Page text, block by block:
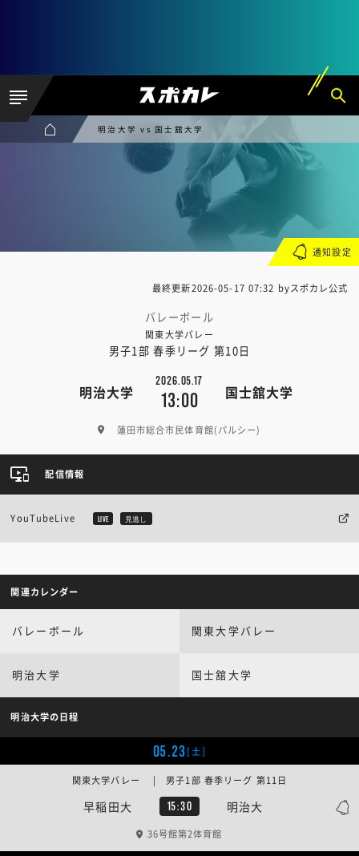
明治大学 vs 国士舘大学
最終更新2026-05-17 07:32 byスポカレ公式
バレーボール
関東大学バレー
男子1部 春季リーグ 第10日
明治大学
2026.05.17
13:00 国士舘大学
蓮田市総合市民体育館(パルシー)
通知設定
配信情報
YouTubeLive LIVE 見逃し
関連カレンダー
バレーボール 関東大学バレー
明治大学 国士舘大学
明治大学の日程
05.23[土]
早稲田大 15:30 明治大
関東大学バレー | 男子1部 春季リーグ 第11日
36号館第2体育館